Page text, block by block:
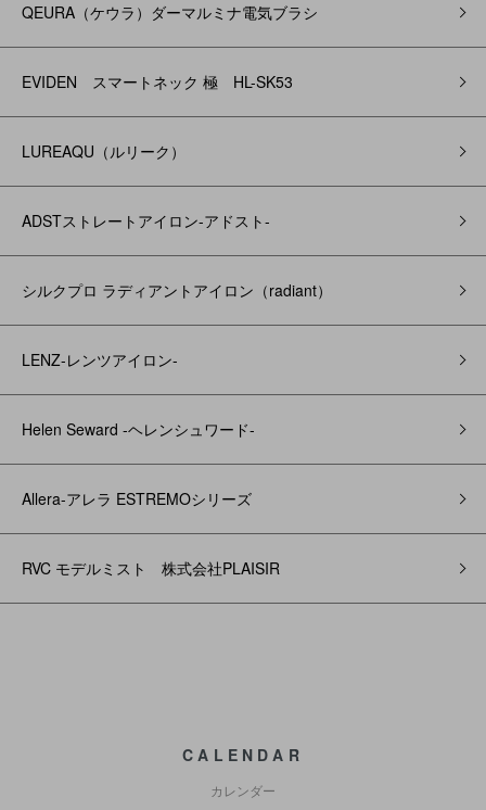
QEURA（ケウラ）ダーマルミナ電気ブラシ
EVIDEN スマートネック 極 HL-SK53
LUREAQU（ルリーク）
ADSTストレートアイロン-アドスト-
シルクプロ ラディアントアイロン（radiant）
LENZ-レンツアイロン-
Helen Seward -ヘレンシュワード-
Allera-アレラ ESTREMOシリーズ
RVC モデルミスト 株式会社PLAISIR
CALENDAR
カレンダー